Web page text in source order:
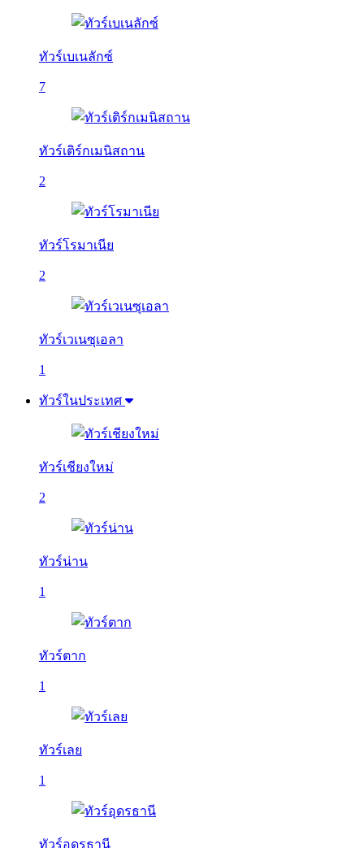
ทัวร์เบเนลักซ์
7
ทัวร์เติร์กเมนิสถาน
2
ทัวร์โรมาเนีย
2
ทัวร์เวเนซุเอลา
1
ทัวร์ในประเทศ
ทัวร์เชียงใหม่
2
ทัวร์น่าน
1
ทัวร์ตาก
1
ทัวร์เลย
1
ทัวร์อุดรธานี